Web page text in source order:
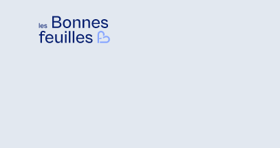
Les Bonnes Feuilles